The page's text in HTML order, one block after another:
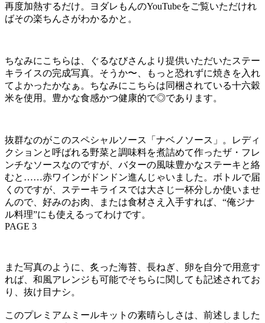
再度加熱するだけ。ヨダレもんのYouTubeをご覧いただけれ
ばその楽ちんさがわかるかと。
ちなみにこちらは、ぐるなびさんより提供いただいたステー
キライスの完成写真。そうか〜、もっと恐れずに焼きを入れ
てよかったかなぁ。ちなみにこちらは同梱されている十六穀
米を使用。豊かな食感かつ健康的で◎であります。
抜群なのがこのスペシャルソース「ナベノソース」。レディ
クションと呼ばれる野菜と調味料を煮詰めて作ったザ・フレ
ンチなソースなのですが、バターの風味豊かなステーキと絡
むと……赤ワインがドンドン進んじゃいました。ボトルで届
くのですが、ステーキライスでは大さじ一杯分しか使いませ
んので、好みのお肉、または食材さえ入手すれば、“俺ジナ
ル料理”にも使えるってわけです。
PAGE 3
また写真のように、炙った海苔、長ねぎ、卵を自分で用意す
れば、和風アレンジも可能でそちらに関しても記述されてお
り、抜け目ナシ。
このプレミアムミールキットの素晴らしさは、前述しました